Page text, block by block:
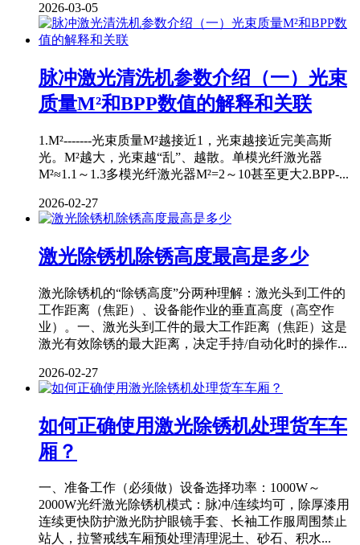
2026-03-05
脉冲激光清洗机参数介绍（一）光束
质量M²和BPP数值的解释和关联
1.M²-------光束质量M²越接近1，光束越接近完美高斯
光。M²越大，光束越“乱”、越散。单模光纤激光器
M²≈1.1～1.3多模光纤激光器M²=2～10甚至更大2.BPP-...
2026-02-27
激光除锈机除锈高度最高是多少
激光除锈机的“除锈高度”分两种理解：激光头到工件的
工作距离（焦距）、设备能作业的垂直高度（高空作
业）。一、激光头到工件的最大工作距离（焦距）这是
激光有效除锈的最大距离，决定手持/自动化时的操作...
2026-02-27
如何正确使用激光除锈机处理货车车
厢？
一、准备工作（必须做）设备选择功率：1000W～
2000W光纤激光除锈机模式：脉冲/连续均可，除厚漆用
连续更快防护激光防护眼镜手套、长袖工作服周围禁止
站人，拉警戒线车厢预处理清理泥土、砂石、积水...